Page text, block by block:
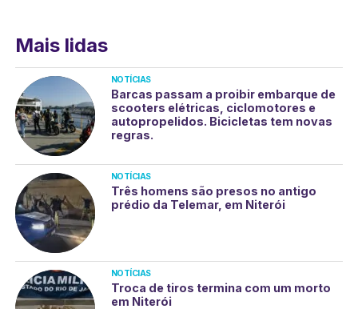
Mais lidas
NOTÍCIAS
Barcas passam a proibir embarque de
scooters elétricas, ciclomotores e
autopropelidos. Bicicletas tem novas
regras.
NOTÍCIAS
Três homens são presos no antigo
prédio da Telemar, em Niterói
NOTÍCIAS
Troca de tiros termina com um morto
em Niterói